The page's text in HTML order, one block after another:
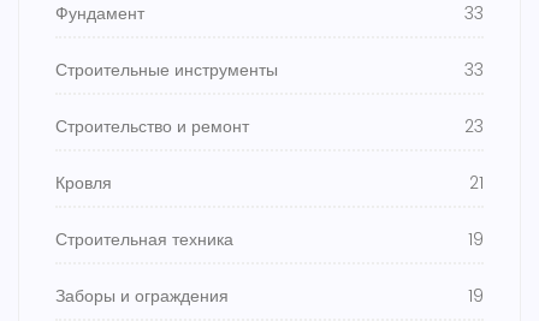
Фундамент 33
Строительные инструменты 33
Строительство и ремонт 23
Кровля 21
Строительная техника 19
Заборы и ограждения 19